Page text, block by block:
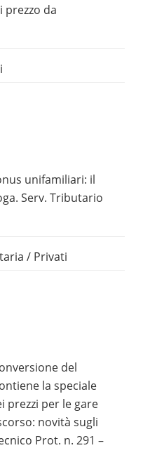
prezzo da
unifamiliari: il
Serv. Tributario
/ Privati
del
la speciale
prezzi per le gare
novità sugli
Prot. n. 291 –